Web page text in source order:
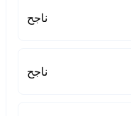
ناجح
ناجح